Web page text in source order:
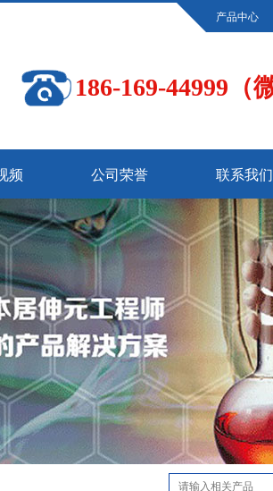
186-169-44999（
产品中心
频 公司荣誉 联系我们